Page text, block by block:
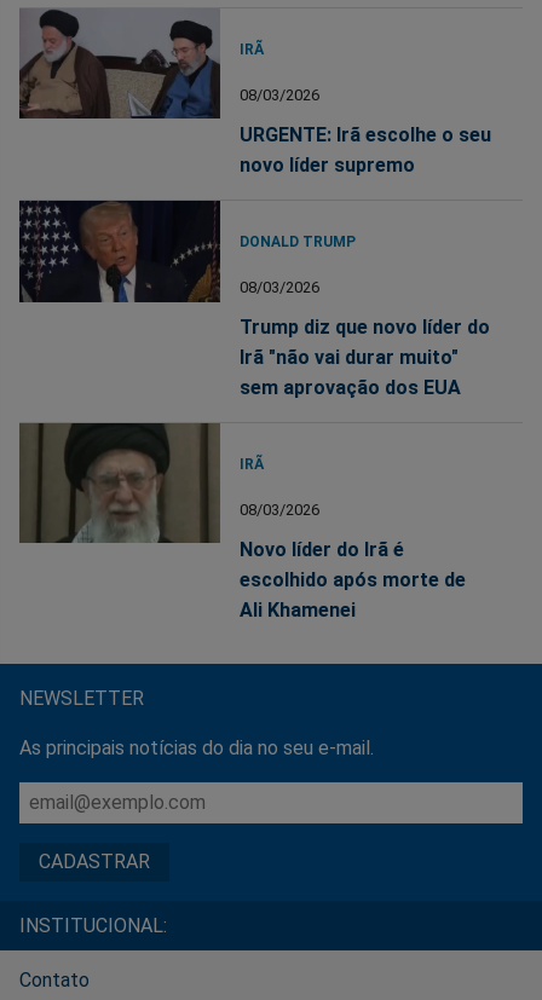
IRÃ
08/03/2026
URGENTE: Irã escolhe o seu
novo líder supremo
DONALD TRUMP
08/03/2026
Trump diz que novo líder do
Irã "não vai durar muito"
sem aprovação dos EUA
IRÃ
08/03/2026
Novo líder do Irã é
escolhido após morte de
Ali Khamenei
NEWSLETTER
As principais notícias do dia no seu e-mail.
INSTITUCIONAL:
Contato